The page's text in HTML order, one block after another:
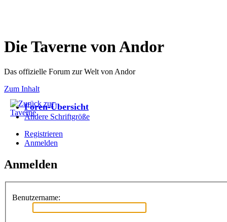
Die Taverne von Andor
Das offizielle Forum zur Welt von Andor
Zum Inhalt
Foren-Übersicht
Ändere Schriftgröße
Registrieren
Anmelden
Anmelden
Benutzername: